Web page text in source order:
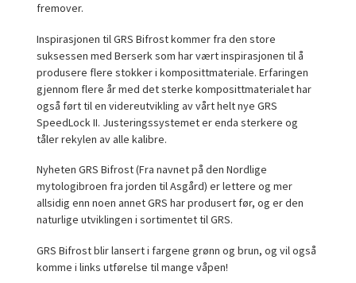
fremover.
Inspirasjonen til GRS Bifrost kommer fra den store
suksessen med Berserk som har vært inspirasjonen til å
produsere flere stokker i komposittmateriale. Erfaringen
gjennom flere år med det sterke komposittmaterialet har
også ført til en videreutvikling av vårt helt nye GRS
SpeedLock II. Justeringssystemet er enda sterkere og
tåler rekylen av alle kalibre.
Nyheten GRS Bifrost (Fra navnet på den Nordlige
mytologibroen fra jorden til Asgård) er lettere og mer
allsidig enn noen annet GRS har produsert før, og er den
naturlige utviklingen i sortimentet til GRS.
GRS Bifrost blir lansert i fargene grønn og brun, og vil også
komme i links utførelse til mange våpen!